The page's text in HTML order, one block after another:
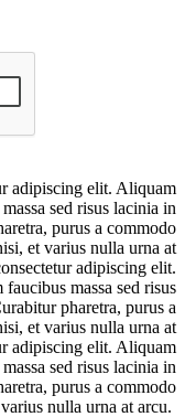
adipiscing elit. Aliquam
sed risus lacinia in
purus a commodo
et varius nulla urna at
adipiscing elit.
massa sed risus
pharetra, purus a
et varius nulla urna at
adipiscing elit. Aliquam
sed risus lacinia in
purus a commodo
nulla urna at arcu.